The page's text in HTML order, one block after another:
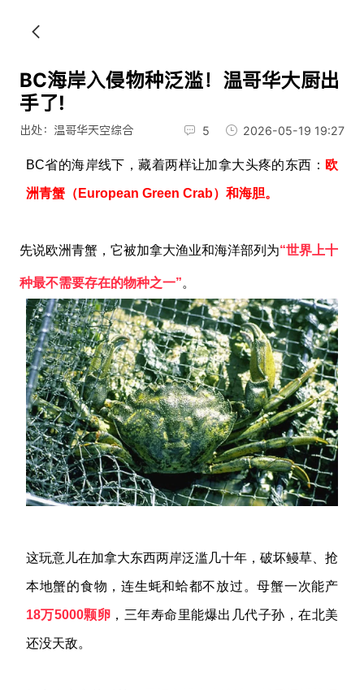
BC海岸入侵物种泛滥！温哥华大厨出
手了!
出处：温哥华天空综合 5 2026-05-19 19:27
BC省的海岸线下，藏着两样让加拿大头疼的东西： 欧
洲青蟹（European Green Crab）和海胆。
先说欧洲青蟹， 它被加拿大渔业和海洋部列为“世界上十
种最不需要存在的物种之一”。
这玩意儿在加拿大东西两岸泛滥几十年，破坏鳗草、抢
本地蟹的食物，连生蚝和蛤都不放过。母蟹一次能产
18万5000颗卵 ，三年寿命里能爆出几代子孙，在北美
还没天敌。